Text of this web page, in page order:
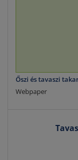
Őszi és tavaszi
Webpaper